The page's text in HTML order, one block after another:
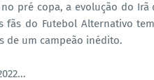
pré copa, a evolução do
fãs do Futebol Alternativo
de um campeão inédito.